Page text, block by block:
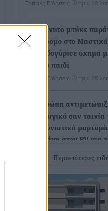
Τοπικές Ειδήσεις πριν 28
Αυτοκίνητο μπήκε
μονόδρομο στο
Αναποδογύρισε όχημα
5χρονο παιδί
Τοπικές Ειδήσεις πριν 35
“Η Ευρώπη
προσφυγικό σαν
συγκλονιστική
Γιασιράνη στον RV για
Τοπικές Ειδήσεις πριν 43
Συναυλία με τον Γιάννη
21 Αυγούστου
Περισσότερες